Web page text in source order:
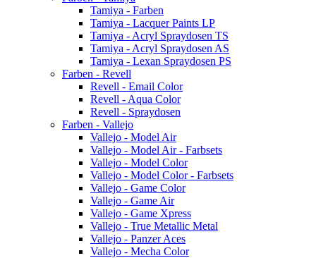
Tamiya - Farben
Tamiya - Lacquer Paints LP
Tamiya - Acryl Spraydosen TS
Tamiya - Acryl Spraydosen AS
Tamiya - Lexan Spraydosen PS
Farben - Revell
Revell - Email Color
Revell - Aqua Color
Revell - Spraydosen
Farben - Vallejo
Vallejo - Model Air
Vallejo - Model Air - Farbsets
Vallejo - Model Color
Vallejo - Model Color - Farbsets
Vallejo - Game Color
Vallejo - Game Air
Vallejo - Game Xpress
Vallejo - True Metallic Metal
Vallejo - Panzer Aces
Vallejo - Mecha Color